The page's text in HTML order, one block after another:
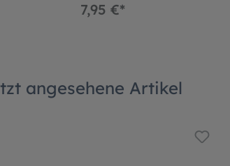
7,95 €*
angesehene Artikel